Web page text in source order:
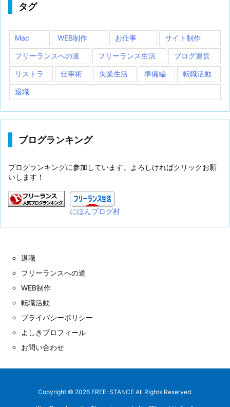
タグ
Mac WEB制作 お仕事 サイト制作
フリーランスへの道 フリーランス生活 ブログ運営
リストラ 仕事術 失業生活 準備編 転職活動
退職
ブログランキング
ブログランキングに参加しています。よろしければクリックお願
いします！
にほんブログ村
退職
フリーランスへの道
WEB制作
転職活動
プライバシーポリシー
よしきプロフィール
お問い合わせ
Copyright © 2026 FREE-STANCEAll Rights Reserved.